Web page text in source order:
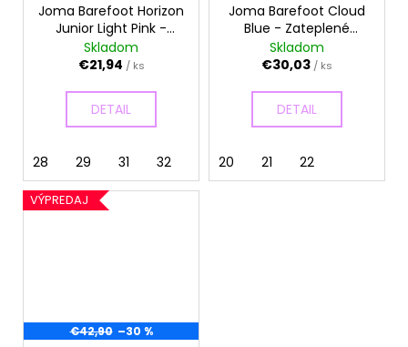
Joma Barefoot Horizon
Junior Light Pink -
Tenisky
Skladom
€21,94 / ks
DETAIL
28 29 31 32
Joma Barefoot Cloud
Blue - Zateplené
celoročné topánky
Skladom
€30,03 / ks
DETAIL
20 21 22
VÝPREDAJ
€42,90 –30 %